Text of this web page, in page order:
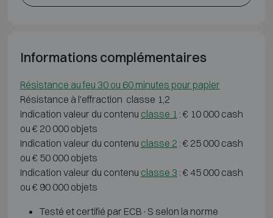
Informations complémentaires
Résistance au feu 30 ou 60 minutes pour papier
Résistance à l'effraction classe 1,2
Indication valeur du contenu classe 1 : € 10 000 cash
ou € 20 000 objets
Indication valeur du contenu classe 2 : € 25 000 cash
ou € 50 000 objets
Indication valeur du contenu classe 3 : € 45 000 cash
ou € 90 000 objets
Testé et certifié par ECB·S selon la norme